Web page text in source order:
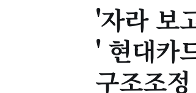
'자라 보
' 현대카
구조조